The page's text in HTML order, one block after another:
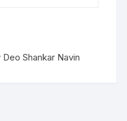
Shankar Navin